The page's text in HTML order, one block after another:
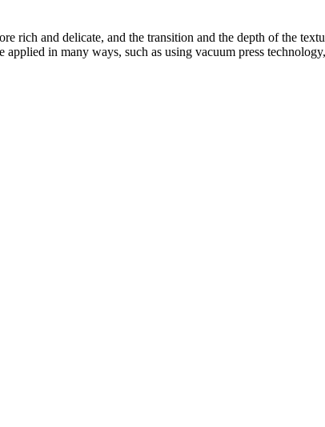
rich and delicate, and the transition and the depth of the
in many ways, such as using vacuum press